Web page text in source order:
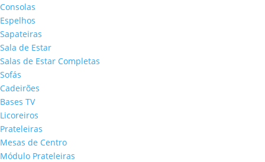
Consolas
Espelhos
Sapateiras
Sala de Estar
Salas de Estar Completas
Sofás
Cadeirões
Bases TV
Licoreiros
Prateleiras
Mesas de Centro
Módulo Prateleiras